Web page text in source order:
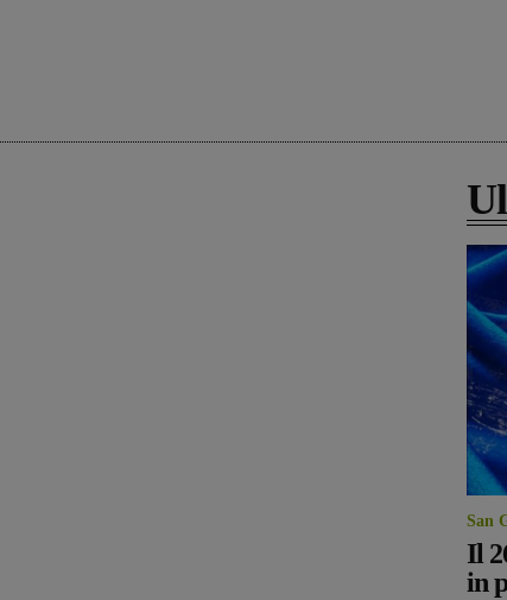
San
Il
in